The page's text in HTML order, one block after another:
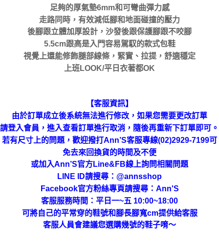
足夠的厚氣墊6mm和可彎曲彈力感
走路同時，有效減低腳和地面碰撞的壓力
後腳跟立體加厚設計，沙發後跟保護腳跟不咬腳
5.5cm跟高是入門容易駕馭的款式包鞋
視覺上還能修飾腿部線條，緊實、拉提，舒適穩定
上班LOOK/平日衣著都OK
【客服資訊】
由於訂單成立後系統無法進行修改，如果您需要更改訂單
請登入會員，進入查看訂單進行取消，隨後再重新下訂單即可。
若有尺寸上的問題，歡迎撥打Ann’S客服專線(02)2929-7199可
免去來回換貨的時間及不便
或加入Ann’S官方Line&FB線上詢問相關問題
LINE ID請搜尋 ： @annsshop
Facebook官方粉絲專頁請搜尋：Ann'S
客服服務時間：平日一~五 10:00~18:00
可將自己的平常穿的鞋號和腳長腳寬cm提供給客服
客服人員會建議您選購幾號的鞋子唷～